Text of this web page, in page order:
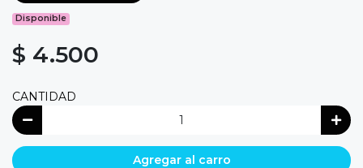
Disponible
$ 4.500
CANTIDAD
Agregar al carro